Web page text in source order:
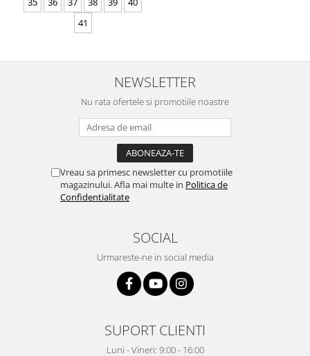
41
NEWSLETTER
Nu rata ofertele si promotiile noastre
Vreau sa primesc newsletter cu promotiile
magazinului. Afla mai multe in Politica de
Confidentialitate
SOCIAL
Urmareste-ne in social media
SUPORT CLIENTI
Luni - Vineri: 9:00 - 16:00